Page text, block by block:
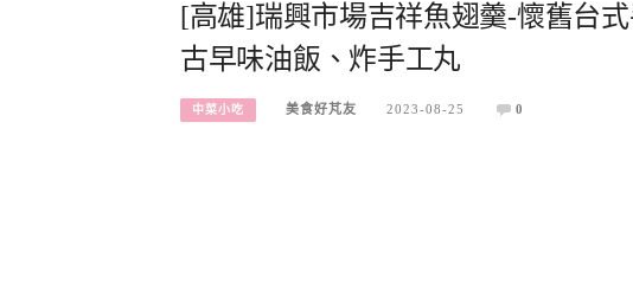
[高雄]瑞興市場吉祥魚翅羹-懷舊台
古早味油飯、炸手工丸
中菜小吃 美食好芃友 2023-08-25 0